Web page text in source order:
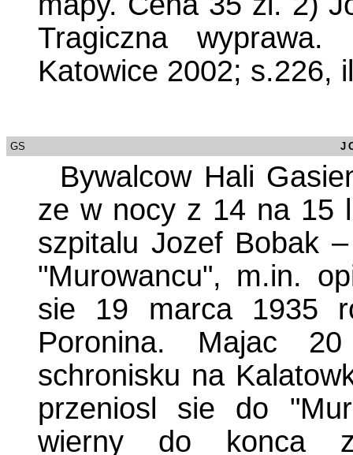
Tragiczna wyprawa.
Katowice 2002; s.226,
GS
Bywalcow Hali
ze w nocy z 14 na 15
szpitalu Jozef Bobak
"Murowancu", m.in.
sie 19 marca 1935
Poronina. Majac
schronisku na
przeniosl sie do
wierny do konca